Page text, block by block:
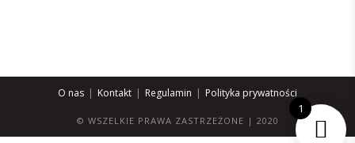
O nas Kontakt Regulamin Polityka prywatności
© WSZELKIE PRAWA ZASTRZEŻONE | 2020
1